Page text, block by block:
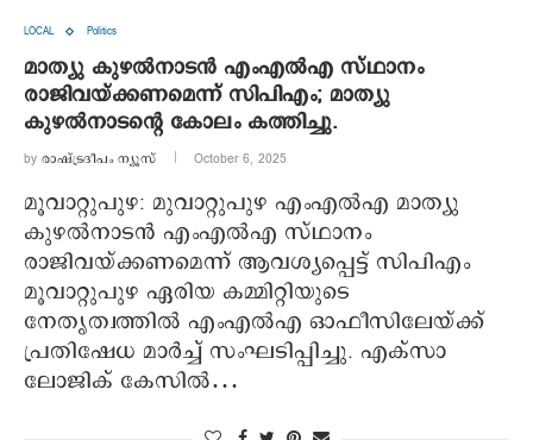
LOCAL Politics
മാത്യു കുഴല്‍നാടന്‍ എംഎല്‍എ സ്ഥാനം
രാജിവയ്ക്കണമെന്ന് സിപിഎം; മാത്യു
കുഴല്‍നാടന്റെ കോലം കത്തിച്ചു.
by രാഷ്ട്രദീപം ന്യൂസ്‌ October 6, 2025
മൂവാറ്റുപുഴ: മുവാറ്റുപുഴ എംഎല്‍എ മാത്യു
കുഴല്‍നാടന്‍ എംഎല്‍എ സ്ഥാനം
രാജിവയ്ക്കണമെന്ന് ആവശ്യപ്പെട്ട് സിപിഎം
മൂവാറ്റുപുഴ ഏരിയ കമ്മിറ്റിയുടെ
നേതൃത്വത്തില്‍ എംഎല്‍എ ഓഫീസിലേയ്ക്ക്
പ്രതിഷേധ മാര്‍ച്ച് സംഘടിപ്പിച്ചു. എക്‌സാ
ലോജിക് കേസില്‍…